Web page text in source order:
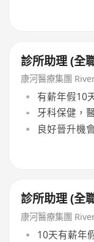
診所助理 (全
康河醫療集團
有薪年假10
牙科保健，
良好晉升機
診所助理 (全
康河醫療集團
10天有薪年